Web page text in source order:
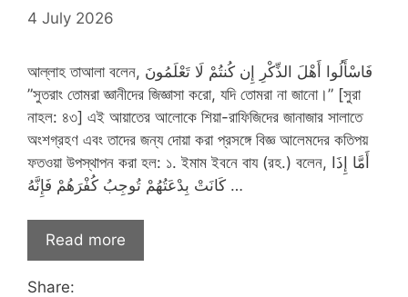
4 July 2026
আল্লাহ তাআলা বলেন, فَاسْأَلُوا أَهْلَ الذِّكْرِ إِن كُنتُمْ لَا تَعْلَمُونَ ​
”সুতরাং তোমরা জ্ঞানীদের জিজ্ঞাসা করো, যদি তোমরা না জানো।” [সুরা
নাহল: ৪৩] এই আয়াতের আলোকে শিয়া-রাফিজিদের জানাজার সালাতে
অংশগ্রহণ এবং তাদের জন্য দোয়া করা প্রসঙ্গে বিজ্ঞ আলেমদের কতিপয়
ফতওয়া উপস্থাপন করা হল: ১. ​ইমাম ইবনে বায (রহ.) বলেন, ​أَمَّا إِذَا
كَانَتْ بِدْعَتُهُمْ تُوجِبُ كُفْرَهُمْ فَإِنَّهُ …
Read more
Share: